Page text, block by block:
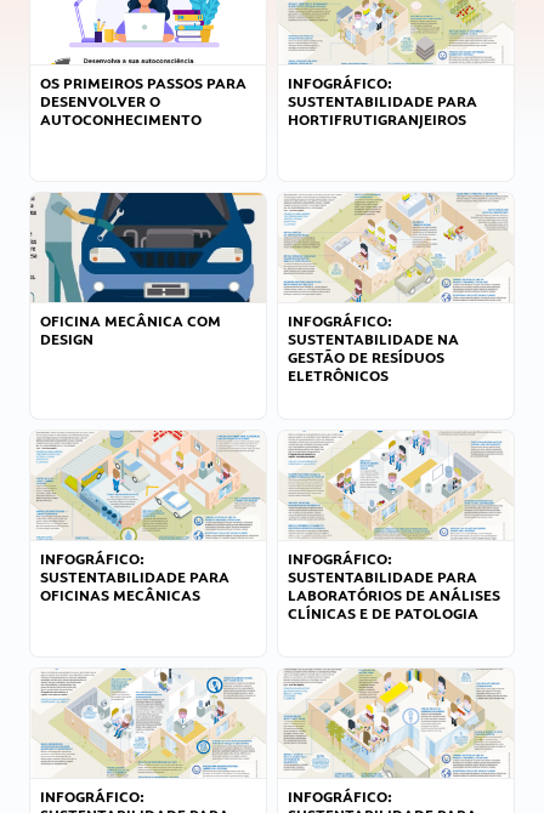
OS PRIMEIROS PASSOS PARA
DESENVOLVER O
AUTOCONHECIMENTO
INFOGRÁFICO:
SUSTENTABILIDADE PARA
HORTIFRUTIGRANJEIROS
OFICINA MECÂNICA COM
DESIGN
INFOGRÁFICO:
SUSTENTABILIDADE NA
GESTÃO DE RESÍDUOS
ELETRÔNICOS
INFOGRÁFICO:
SUSTENTABILIDADE PARA
OFICINAS MECÂNICAS
INFOGRÁFICO:
SUSTENTABILIDADE PARA
LABORATÓRIOS DE ANÁLISES
CLÍNICAS E DE PATOLOGIA
INFOGRÁFICO:
INFOGRÁFICO: